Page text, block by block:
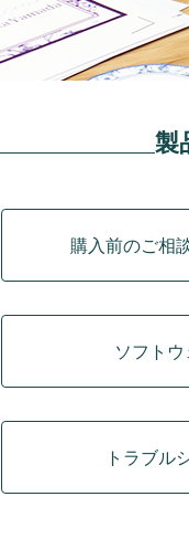
製
購入前のご相
ソフト
トラブル